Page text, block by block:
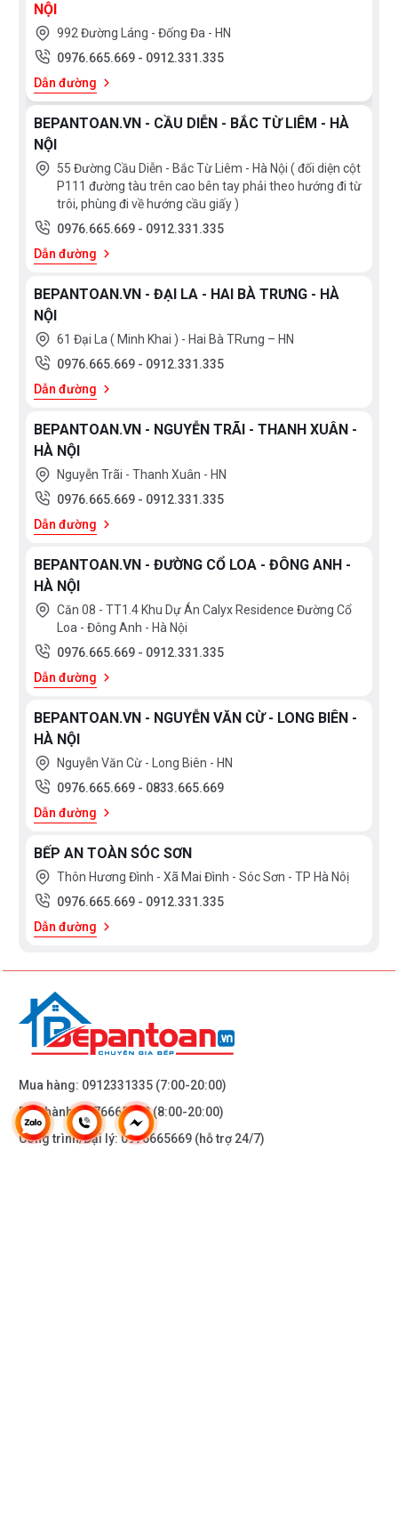
NỘI
992 Đường Láng - Đống Đa - HN
0976.665.669 - 0912.331.335
Dẫn đường
BEPANTOAN.VN - CẦU DIỄN - BẮC TỪ LIÊM - HÀ
NỘI
55 Đường Cầu Diễn - Bắc Từ Liêm - Hà Nội ( đối diện cột
P111 đường tàu trên cao bên tay phải theo hướng đi từ
trôi, phùng đi về hướng cầu giấy )
0976.665.669 - 0912.331.335
Dẫn đường
BEPANTOAN.VN - ĐẠI LA - HAI BÀ TRƯNG - HÀ
NỘI
61 Đại La ( Minh Khai ) - Hai Bà TRưng – HN
0976.665.669 - 0912.331.335
Dẫn đường
BEPANTOAN.VN - NGUYỄN TRÃI - THANH XUÂN -
HÀ NỘI
Nguyễn Trãi - Thanh Xuân - HN
0976.665.669 - 0912.331.335
Dẫn đường
BEPANTOAN.VN - ĐƯỜNG CỔ LOA - ĐÔNG ANH -
HÀ NỘI
Căn 08 - TT1.4 Khu Dự Án Calyx Residence Đường Cổ
Loa - Đông Anh - Hà Nội
0976.665.669 - 0912.331.335
Dẫn đường
BEPANTOAN.VN - NGUYỄN VĂN CỪ - LONG BIÊN -
HÀ NỘI
Nguyễn Văn Cừ - Long Biên - HN
0976.665.669 - 0833.665.669
Dẫn đường
BẾP AN TOÀN SÓC SƠN
Thôn Hương Đình - Xã Mai Đình - Sóc Sơn - TP Hà Nôị
0976.665.669 - 0912.331.335
Dẫn đường
Mua hàng: 0912331335 (7:00-20:00)
Bảo hành:0976665669(8:00-20:00)
Công trình/Đại lý:0976665669 (hỗ trợ 24/7)